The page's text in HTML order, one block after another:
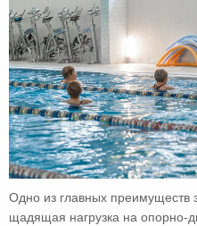
Одно из главных преимуществ
щадящая нагрузка на опорно-